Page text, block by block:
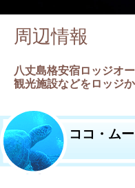
周辺情報
八丈島格安宿ロッジオ
観光施設などをロッジ
ココ・ム